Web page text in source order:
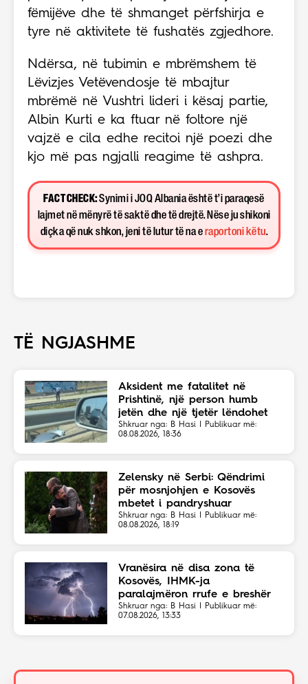
fëmijëve dhe të shmanget përfshirja e
tyre në aktivitete të fushatës zgjedhore.
Ndërsa, në tubimin e mbrëmshem të
Lëvizjes Vetëvendosje të mbajtur
mbrëmë në Vushtri lideri i kësaj partie,
Albin Kurti e ka ftuar në foltore një
vajzë e cila edhe recitoi një poezi dhe
kjo më pas ngjalli reagime të ashpra.
FACT CHECK:Synimi i JOQ Albania është t’i paraqesë
lajmet në mënyrë të saktë dhe të drejtë. Nëse ju shikoni
diçka që nuk shkon, jeni të lutur të na e raportoni këtu.
TË NGJASHME
Aksident me fatalitet në
Prishtinë, një person humb
jetën dhe një tjetër lëndohet
Shkruar nga: B Hasi | Publikuar më:
08.08.2026, 18:36
Zelensky në Serbi: Qëndrimi
për mosnjohjen e Kosovës
mbetet i pandryshuar
Shkruar nga: B Hasi | Publikuar më:
08.08.2026, 18:19
Vranësira në disa zona të
Kosovës, IHMK-ja
paralajmëron rrufe e breshër
Shkruar nga: B Hasi | Publikuar më:
07.08.2026, 13:33